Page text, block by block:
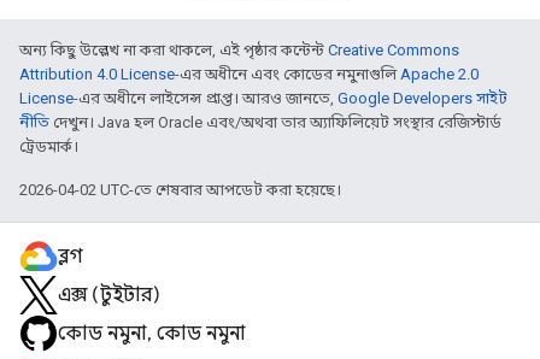
অন্য কিছু উল্লেখ না করা থাকলে, এই পৃষ্ঠার কন্টেন্ট Creative Commons
Attribution 4.0 License-এর অধীনে এবং কোডের নমুনাগুলিApache 2.0
License-এর অধীনে লাইসেন্স প্রাপ্ত। আরও জানতে, Google Developers সাইট
নীতি দেখুন। Java হল Oracle এবং/অথবা তার অ্যাফিলিয়েট সংস্থার রেজিস্টার্ড
ট্রেডমার্ক।
2026-04-02 UTC-তে শেষবার আপডেট করা হয়েছে।
ব্লগ
এক্স (টুইটার)
কোড নমুনা, কোড নমুনা